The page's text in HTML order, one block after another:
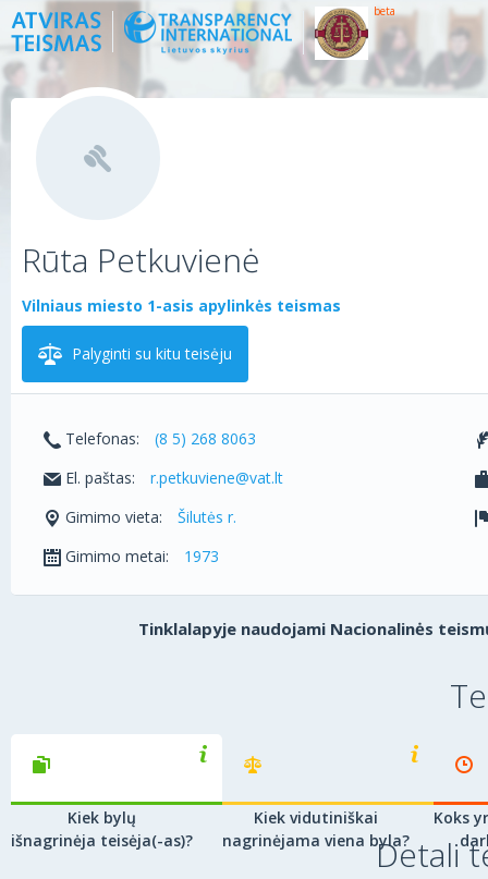
beta
Rūta Petkuvienė
Vilniaus miesto 1-asis apylinkės teismas
Palyginti su kitu teisėju
Telefonas:
(8 5) 268 8063
El. paštas:
r.petkuviene@vat.lt
Gimimo vieta:
Šilutės r.
Gimimo metai:
1973
Tinklalapyje naudojami Nacionalinės
Kiek bylų
išnagrinėja teisėja(-as)?
Kiek vidutiniškai
nagrinėjama viena byla?
Koks
Detali